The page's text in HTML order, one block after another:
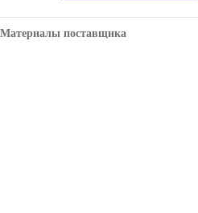
Материалы поставщика